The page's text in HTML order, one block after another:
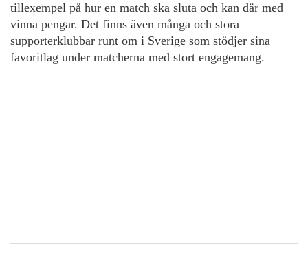
tillexempel på hur en match ska sluta och kan där med
vinna pengar. Det finns även många och stora
supporterklubbar runt om i Sverige som stödjer sina
favoritlag under matcherna med stort engagemang.